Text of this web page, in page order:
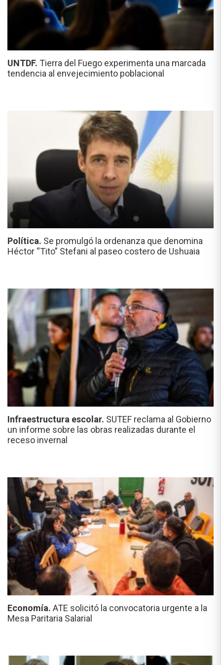
UNTDF. Tierra del Fuego experimenta una marcada
tendencia al envejecimiento poblacional
Política. Se promulgó la ordenanza que denomina
Héctor “Tito” Stefani al paseo costero de Ushuaia
Infraestructura escolar. SUTEF reclama al Gobierno
un informe sobre las obras realizadas durante el
receso invernal
Economía. ATE solicitó la convocatoria urgente a la
Mesa Paritaria Salarial